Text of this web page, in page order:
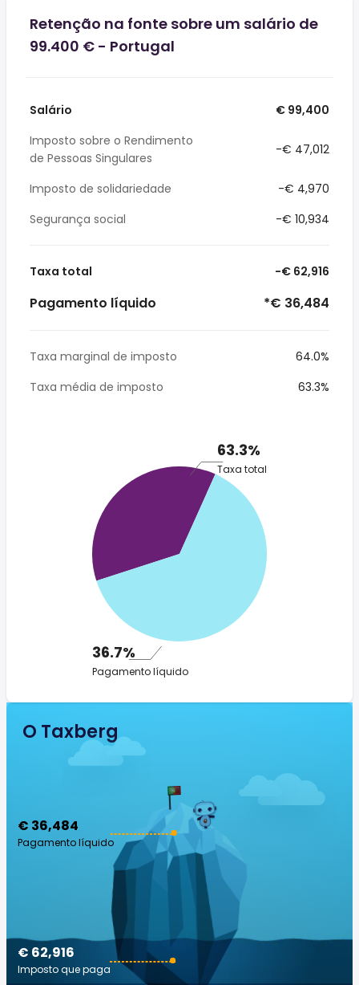
Retenção na fonte sobre um salário de
99.400 € - Portugal
Salário
€ 99,400
Imposto sobre o Rendimento
de Pessoas Singulares
-€ 47,012
Imposto de solidariedade
-€ 4,970
Segurança social
-€ 10,934
Taxa total -€ 62,916
Pagamento líquido *€ 36,484
Taxa marginal de imposto
64.0%
Taxa média de imposto
63.3%
63.3%
Taxa total
36.7%
Pagamento líquido
O Taxberg
€ 36,484
Pagamento líquido
€ 62,916
Imposto que paga